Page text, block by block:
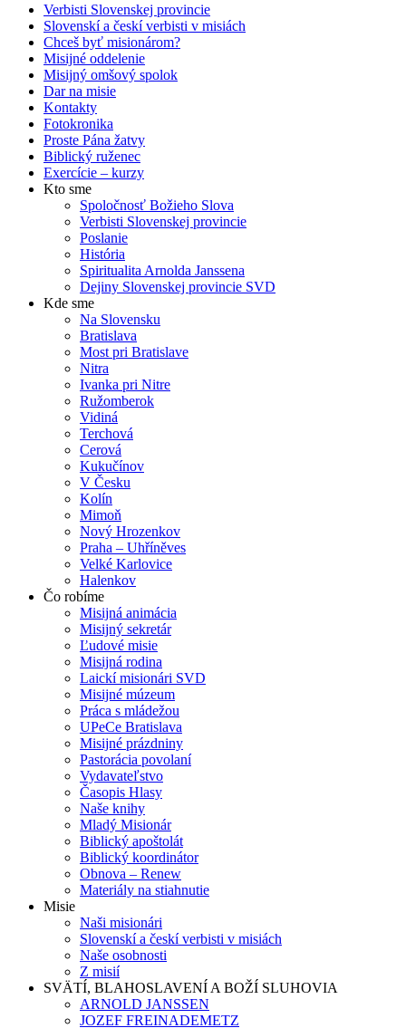
Verbisti Slovenskej provincie
Slovenskí a českí verbisti v misiách
Chceš byť misionárom?
Misijné oddelenie
Misijný omšový spolok
Dar na misie
Kontakty
Fotokronika
Proste Pána žatvy
Biblický ruženec
Exercície – kurzy
Kto sme
Spoločnosť Božieho Slova
Verbisti Slovenskej provincie
Poslanie
História
Spiritualita Arnolda Janssena
Dejiny Slovenskej provincie SVD
Kde sme
Na Slovensku
Bratislava
Most pri Bratislave
Nitra
Ivanka pri Nitre
Ružomberok
Vidiná
Terchová
Cerová
Kukučínov
V Česku
Kolín
Mimoň
Nový Hrozenkov
Praha – Uhříněves
Velké Karlovice
Halenkov
Čo robíme
Misijná animácia
Misijný sekretár
Ľudové misie
Misijná rodina
Laickí misionári SVD
Misijné múzeum
Práca s mládežou
UPeCe Bratislava
Misijné prázdniny
Pastorácia povolaní
Vydavateľstvo
Časopis Hlasy
Naše knihy
Mladý Misionár
Biblický apoštolát
Biblický koordinátor
Obnova – Renew
Materiály na stiahnutie
Misie
Naši misionári
Slovenskí a českí verbisti v misiách
Naše osobnosti
Z misií
SVÄTÍ, BLAHOSLAVENÍ A BOŽÍ SLUHOVIA
ARNOLD JANSSEN
JOZEF FREINADEMETZ